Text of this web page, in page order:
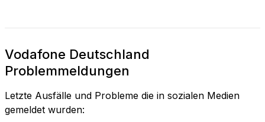
Vodafone Deutschland
Problemmeldungen
Letzte Ausfälle und Probleme die in sozialen Medien
gemeldet wurden: